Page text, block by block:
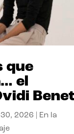
que
el
2026
En la